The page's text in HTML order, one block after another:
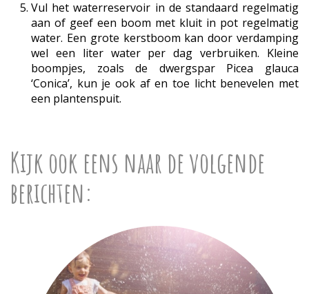
Vul het waterreservoir in de standaard regelmatig
aan of geef een boom met kluit in pot regelmatig
water. Een grote kerstboom kan door verdamping
wel een liter water per dag verbruiken. Kleine
boompjes, zoals de dwergspar Picea glauca
‘Conica’, kun je ook af en toe licht benevelen met
een plantenspuit.
Kijk ook eens naar de volgende
berichten: